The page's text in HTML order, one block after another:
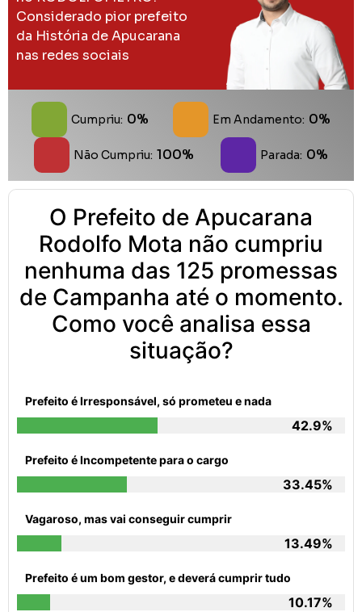
Considerado pior prefeito
da História de Apucarana
nas redes sociais
Cumpriu: 0% Em Andamento: 0%
Não Cumpriu: 100% Parada: 0%
O Prefeito de Apucarana
Rodolfo Mota não cumpriu
nenhuma das 125 promessas
de Campanha até o momento.
Como você analisa essa
situação?
Prefeito é Irresponsável, só prometeu e nada
42.9%
Prefeito é Incompetente para o cargo
33.45%
Vagaroso, mas vai conseguir cumprir
13.49%
Prefeito é um bom gestor, e deverá cumprir tudo
10.17%